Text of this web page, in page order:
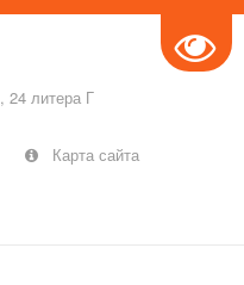
, 24 литера Г
Карта сайта